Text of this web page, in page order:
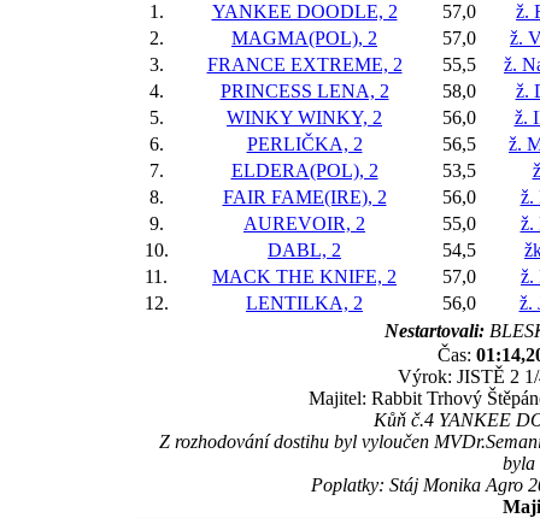
1.
YANKEE DOODLE, 2 57,0
ž.
2.
MAGMA(POL), 2 57,0
ž.
3.
FRANCE EXTREME, 2 55,5
ž.
4.
PRINCESS LENA, 2 58,0
ž.
5.
WINKY WINKY, 2 56,0
ž.
6.
PERLIČKA, 2 56,5
ž.
7.
ELDERA(POL), 2 53,5
8.
FAIR FAME(IRE), 2 56,0
ž.
9.
AUREVOIR, 2 55,0
ž.
10.
DABL, 2 54,5
11.
MACK THE KNIFE, 2 57,0
ž.
12.
LENTILKA, 2 56,0
ž.
Nestartovali:
Čas:
Výrok: JISTĚ 2
Majitel: Rabbit Trhový
Kůň č.4 YANKEE
Z rozhodování dostihu byl vyloučen
byla
Poplatky: Stáj Monika Agro